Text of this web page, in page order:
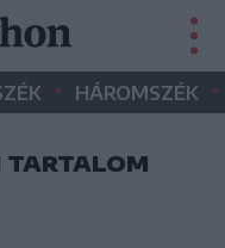
• HÁROMSZÉK •